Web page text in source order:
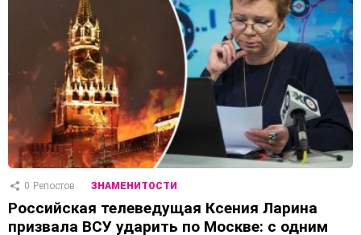
0 Репостов ЗНАМЕНИТОСТИ
Российская телеведущая Ксения Ларина
призвала ВСУ ударить по Москве: с одним